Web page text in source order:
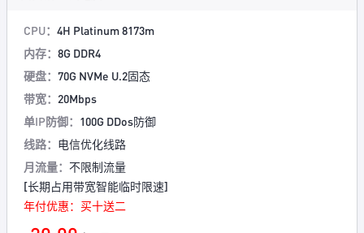
CPU： 4H Platinum 8173m
内存： 8G DDR4
硬盘： 70G NVMe U.2固态
带宽： 20Mbps
单IP防御： 100G DDos防御
线路： 电信优化线路
月流量： 不限制流量
[长期占用带宽智能临时限速]
年付优惠：买十送二